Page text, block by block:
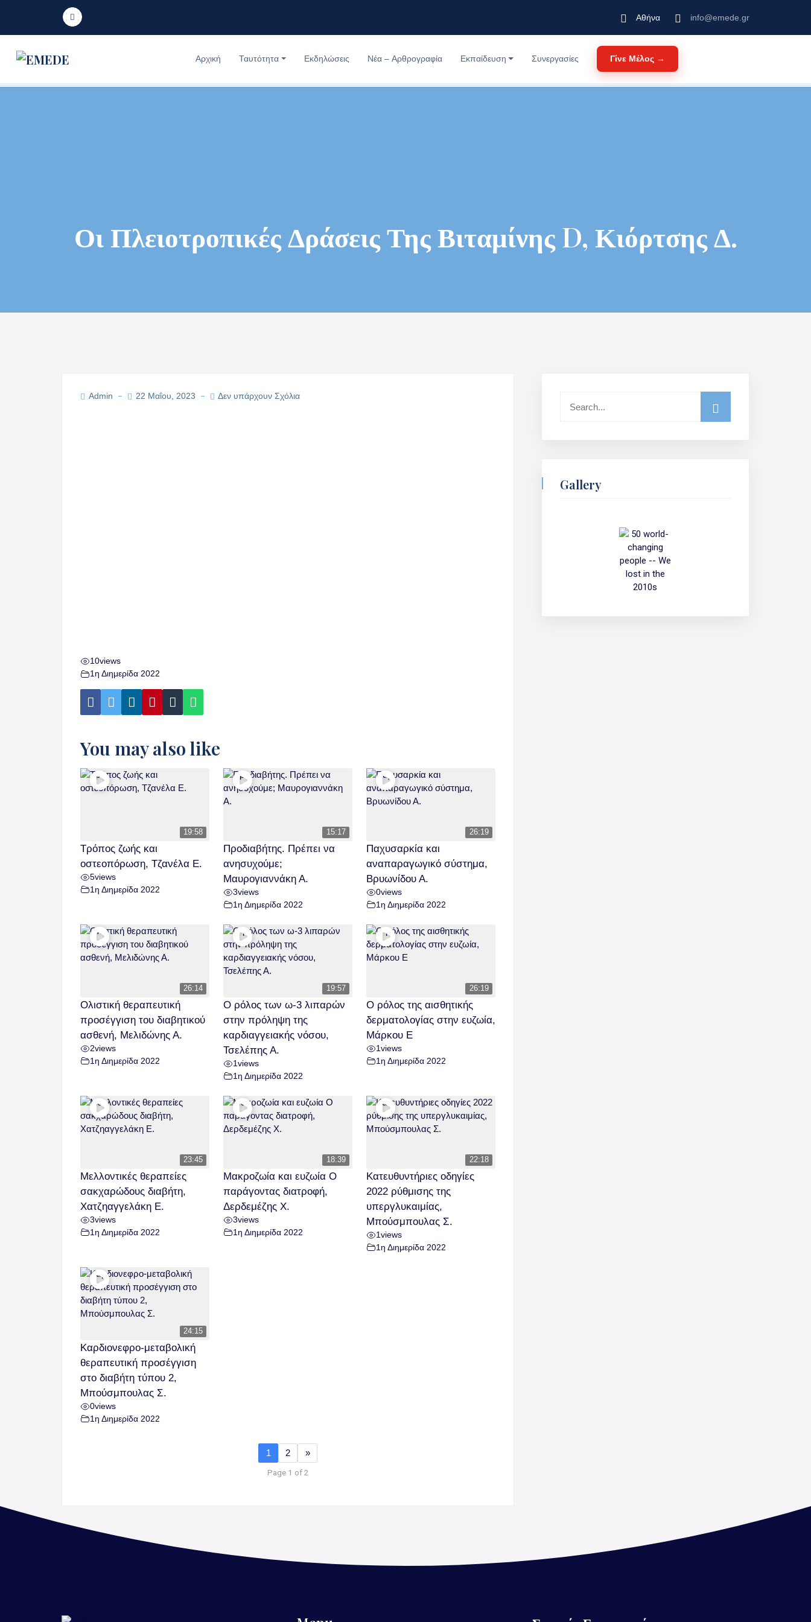
Αθήνα info@emede.gr
Αρχική Ταυτότητα Εκδηλώσεις Nέα – Aρθρογραφία Εκπαίδευση Συνεργασίες Γίνε Μέλος →
Οι Πλειοτροπικές Δράσεις Της Βιταμίνης D, Κιόρτσης Δ.
Admin 22 Μαΐου, 2023 Δεν υπάρχουν Σχόλια
10views
1η Διημερίδα 2022
You may also like
19:58
Τρόπος ζωής και
οστεοπόρωση, Τζανέλα Ε.
5views
1η Διημερίδα 2022
15:17
Προδιαβήτης. Πρέπει να
ανησυχούμε;
Μαυρογιαννάκη Α.
3views
1η Διημερίδα 2022
26:19
Παχυσαρκία και
αναπαραγωγικό σύστημα,
Βρυωνίδου Α.
0views
1η Διημερίδα 2022
26:14
Ολιστική θεραπευτική
προσέγγιση του διαβητικού
ασθενή, Μελιδώνης Α.
2views
1η Διημερίδα 2022
19:57
Ο ρόλος των ω-3 λιπαρών
στην πρόληψη της
καρδιαγγειακής νόσου,
Τσελέπης Α.
1 views
1η Διημερίδα 2022
26:19
Ο ρόλος της αισθητικής
δερματολογίας στην ευζωία,
Μάρκου Ε
1 views
1η Διημερίδα 2022
23:45
Μελλοντικές θεραπείες
σακχαρώδους διαβήτη,
Χατζηαγγελάκη Ε.
3views
1η Διημερίδα 2022
18:39
Μακροζωία και ευζωία Ο
παράγοντας διατροφή,
Δερδεμέζης Χ.
3views
1η Διημερίδα 2022
22:18
Κατευθυντήριες οδηγίες
2022 ρύθμισης της
υπεργλυκαιμίας,
Μπούσμπουλας Σ.
1 views
1η Διημερίδα 2022
24:15
Καρδιονεφρο-μεταβολική
θεραπευτική προσέγγιση
στο διαβήτη τύπου 2,
Μπούσμπουλας Σ.
0views
1η Διημερίδα 2022
1 2 »
Page 1 of 2
Gallery